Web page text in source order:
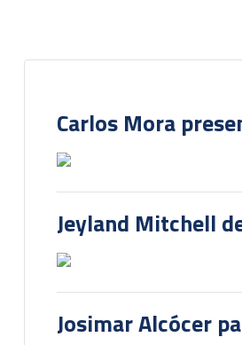
Carlos Mora
Jeyland Mitchell
Josimar Alcócer